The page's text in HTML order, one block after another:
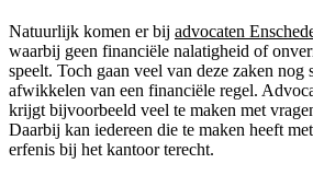
Natuurlijk komen er bij advocaten
waarbij geen financiële nalatigheid of
speelt. Toch gaan veel van deze zaken nog
afwikkelen van een financiële regel.
krijgt bijvoorbeeld veel te maken met
Daarbij kan iedereen die te maken heeft
erfenis bij het kantoor terecht.